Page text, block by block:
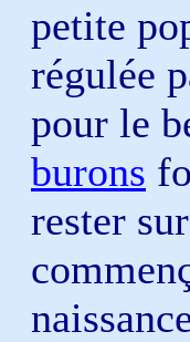
petite
régulée
pour le
burons
rester